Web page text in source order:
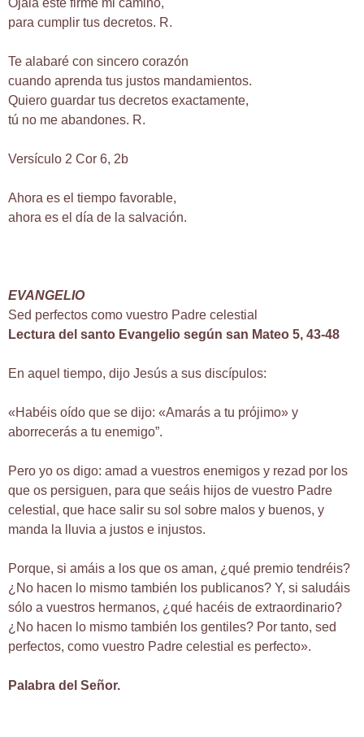
para cumplir tus decretos. R.
Te alabaré con sincero corazón
cuando aprenda tus justos mandamientos.
Quiero guardar tus decretos exactamente,
tú no me abandones. R.
Versículo 2 Cor 6, 2b
Ahora es el tiempo favorable,
ahora es el día de la salvación.
EVANGELIO
Sed perfectos como vuestro Padre celestial
Lectura del santo Evangelio según san Mateo 5, 43-48
En aquel tiempo, dijo Jesús a sus discípulos:
«Habéis oído que se dijo: «Amarás a tu prójimo» y
aborrecerás a tu enemigo”.
Pero yo os digo: amad a vuestros enemigos y rezad por los
que os persiguen, para que seáis hijos de vuestro Padre
celestial, que hace salir su sol sobre malos y buenos, y
manda la lluvia a justos e injustos.
Porque, si amáis a los que os aman, ¿qué premio tendréis?
¿No hacen lo mismo también los publicanos? Y, si saludáis
sólo a vuestros hermanos, ¿qué hacéis de extraordinario?
¿No hacen lo mismo también los gentiles? Por tanto, sed
perfectos, como vuestro Padre celestial es perfecto».
Palabra del Señor.